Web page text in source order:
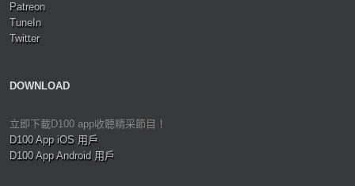
Patreon
TuneIn
Twitter
DOWNLOAD
立即下載D100 app收聽精采節目！
D100 App iOS 用戶
D100 App Android 用戶